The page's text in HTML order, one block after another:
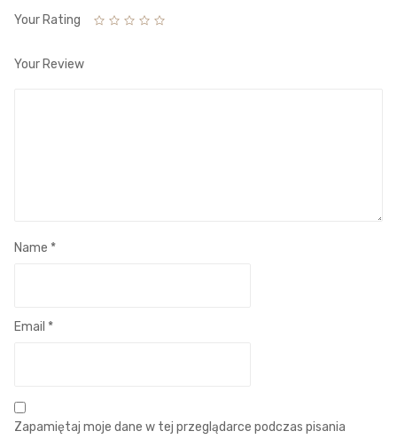
Your Rating
Your Review
Name *
Email *
Zapamiętaj moje dane w tej przeglądarce podczas pisania